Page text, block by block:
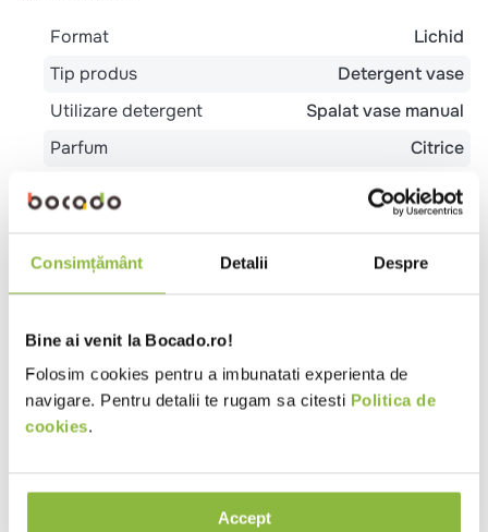
Consimțământ Detalii Despre
Bine ai venit la Bocado.ro!
Folosim cookies pentru a imbunatati experienta de
navigare. Pentru detalii te rugam sa citesti Politica de
cookies.
Accept
Format
Lichid
Tip produs
Detergent vase
Utilizare detergent
Spalat vase manual
Parfum
Citrice
Degresant
7-8
Certificare
Ecocert
Ambalaj
Ingrediente
Surfactanti anionici, surfactanti neionici, surfactanti
amfoteri, alcooli, solventi, sare, enzime, benzoat de
denaturant, apa.